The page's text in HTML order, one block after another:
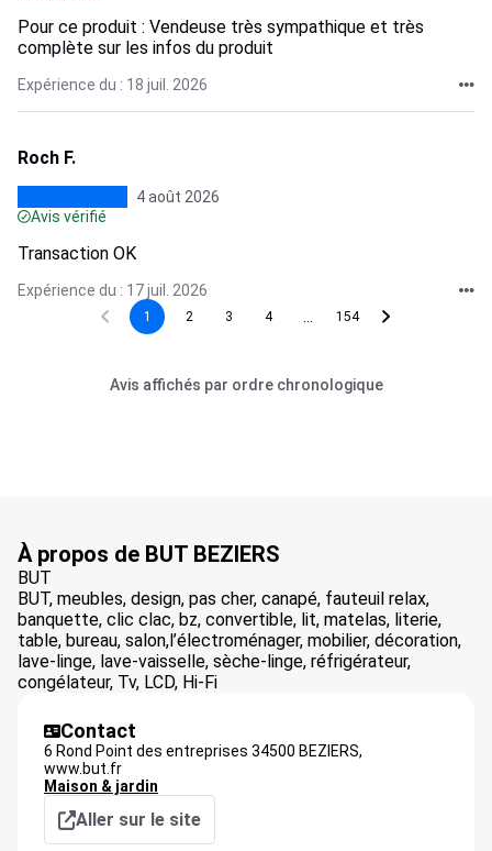
Pour ce produit : Vendeuse très sympathique et très
complète sur les infos du produit
Expérience du : 18 juil. 2026
Roch F.
4 août 2026
Avis vérifié
Transaction OK
Expérience du : 17 juil. 2026
1 2 3 4 154
Avis affichés par ordre chronologique
À propos de BUT BEZIERS
BUT
BUT, meubles, design, pas cher, canapé, fauteuil relax,
banquette, clic clac, bz, convertible, lit, matelas, literie,
table, bureau, salon,l’électroménager, mobilier, décoration,
lave-linge, lave-vaisselle, sèche-linge, réfrigérateur,
congélateur, Tv, LCD, Hi-Fi
Contact
6 Rond Point des entreprises 34500 BEZIERS,
www.but.fr
Maison & jardin
Aller sur le site